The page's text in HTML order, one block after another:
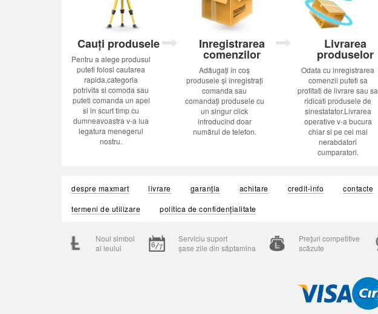
Cauți produsele
Pentru a alege produsul
puteti folosi cautarea
rapida,categoria
potrivita si comoda sau
puteti comanda un apel
si in scurt timp cu
dumneavoastra v-a lua
legatura menegerul
nostru.
Inregistrarea
comenzilor
Adăugați în coș
produsele și înregistrați
comanda sau
comandați produsele cu
un singur click
introducînd doar
numărul de telefon.
Livrarea
produselor
Odata cu inregistrarea
comenzii puteti sa
profitati de livrare sau sa
ridicati produsele de
sinestatator.Livrarea
operative v-a bucura
chiar si pe cei mai
nerabdatori
cumparatori.
despre maxmart livrare garanția achitare credit-info contacte
termeni de utilizare
politica de confidențialitate
Noul simbol
al leului
Serviciu suport
șase zile din săptamina
Prețuri competitive
scăzute